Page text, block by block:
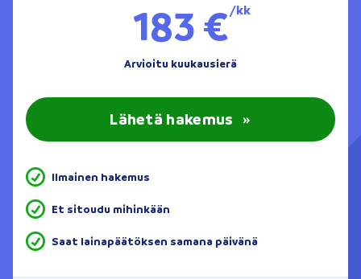
183 €/kk
Arvioitu kuukausierä
Lähetä hakemus »
Ilmainen hakemus
Et sitoudu mihinkään
Saat lainapäätöksen samana päivänä